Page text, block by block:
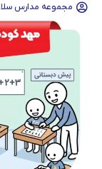
مجموعه مدارس